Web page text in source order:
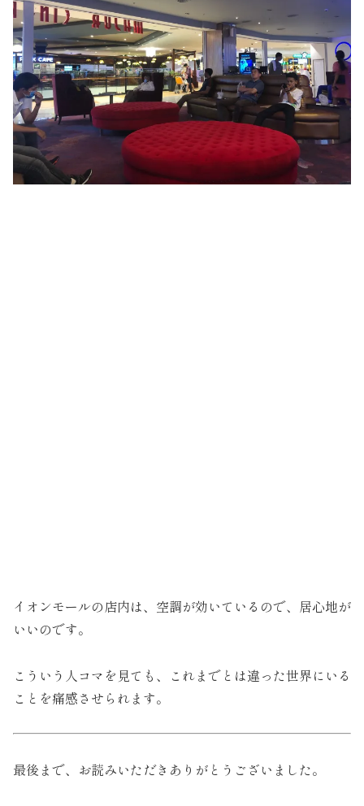
イオンモールの店内は、空調が効いているので、居心地が
いいのです。
こういう人コマを見ても、これまでとは違った世界にいる
ことを痛感させられます。
最後まで、お読みいただきありがとうございました。